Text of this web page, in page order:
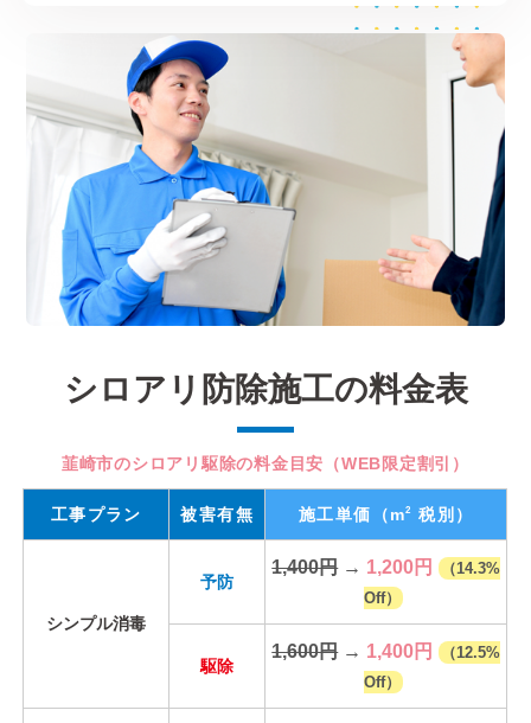
シロアリ防除施工の料金表
韮崎市のシロアリ駆除の料金目安（WEB限定割引）
工事プラン 被害有無 施工単価 （m2 税別）
シンプル消毒
予防
1,400円→ 1,200円
（14.3%
Off）
駆除
1,600円→ 1,400円
（12.5%
Off）